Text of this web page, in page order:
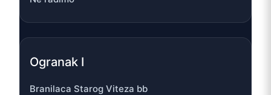
Ogranak I
Branilaca Starog Viteza bb